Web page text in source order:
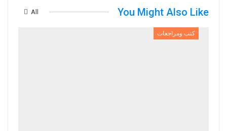
All You Might Also Like
كتب ومراجعات